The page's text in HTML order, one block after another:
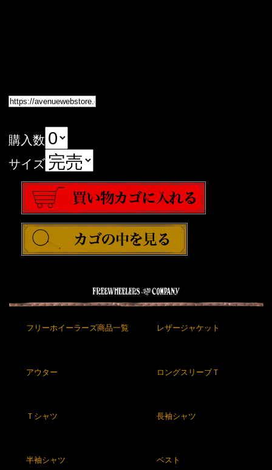
購入数
サイズ
フリーホイーラーズ商品一覧 レザージャケット
アウター ロングスリーブＴ
Ｔシャツ 長袖シャツ
半袖シャツ ベスト